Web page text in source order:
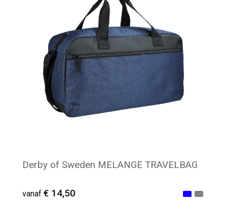
Derby of Sweden MELANGE TRAVELBAG
vanaf € 14,50